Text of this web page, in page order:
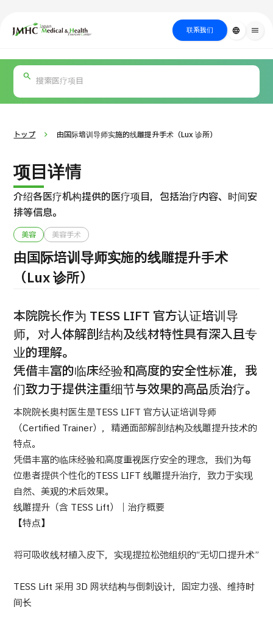
日本医疗健康雅旅中心（JMHC） 联系我们 language menu
关于日本医疗
按部位・疾
病搜索
方法搜索
医疗
TOP
关于JMHC
面向国际患者
关于日本医疗
就诊流程
按部位・疾病搜索
治疗方法搜索
搜索美容医疗
PICK UP PROGRAM
国际 第二医疗意见（湘南镰仓综合医院）
治療 治療
2026.01.12
トップ 由国际培训导师实施的线雕提升手术（Lux 诊所）
项目详情
介绍各医疗机构提供的医疗项目，包括治疗内容、时间安
排等信息。
美容 美容手术
由国际培训导师实施的线雕提升手术
（Lux 诊所）
本院院长作为 TESS LIFT 官方认证培训导
师，对人体解剖结构及线材特性具有深入且专
业的理解。
凭借丰富的临床经验和高度的安全性标准，我
们致力于提供注重细节与效果的高品质治疗。
本院院长奥村医生是TESS LIFT 官方认证培训导师
（Certified Trainer），精通面部解剖结构及线雕提升技术的
特点。
凭借丰富的临床经验和高度重视医疗安全的理念，我们为每
位患者提供个性化的TESS LIFT 线雕提升治疗，致力于实现
自然、美观的术后效果。
线雕提升（含 TESS Lift）｜治疗概要
【特点】
将可吸收线材植入皮下，实现提拉松弛组织的“无切口提升术”
TESS Lift 采用 3D 网状结构与倒刺设计，固定力强、维持时
间长